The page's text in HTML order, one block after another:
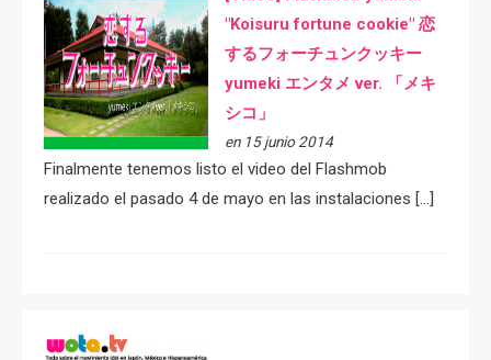
"Koisuru fortune cookie" 恋
するフォーチュンクッキー
yumeki エンタメ ver. 「メキ
シコ」
en 15 junio 2014
Finalmente tenemos listo el video del Flashmob
realizado el pasado 4 de mayo en las instalaciones […]